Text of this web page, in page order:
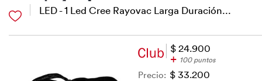
LED - 1 Led Cree Rayovac Larga Duración...
$ 24.900
+ 100 puntos
Precio: $ 33.200